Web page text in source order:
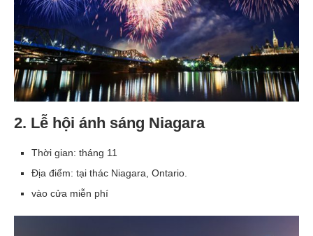
2. Lễ hội ánh sáng Niagara
Thời gian: tháng 11
Địa điểm: tại thác Niagara, Ontario.
vào cửa miễn phí